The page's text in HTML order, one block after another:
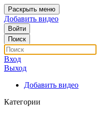
Раскрыть меню
Добавить видео
Войти
Поиск
Вход
Выход
Добавить видео
Категории